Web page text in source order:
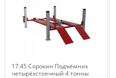
17.45 Сорокин Подъёмник
четырёхстоечный 4 тонны